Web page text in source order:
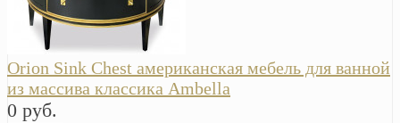
Orion Sink Chest американская мебель для ванной
из массива классика Ambella
0 руб.